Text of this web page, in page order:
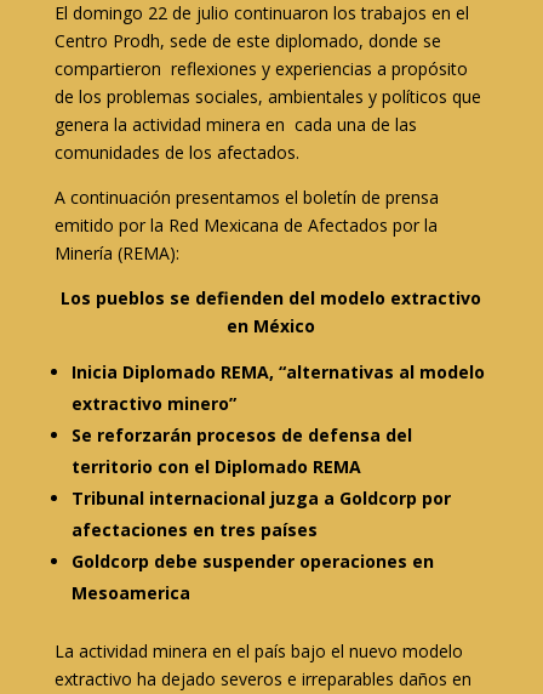
El domingo 22 de julio continuaron los trabajos en el
Centro Prodh, sede de este diplomado, donde se
compartieron reflexiones y experiencias a propósito
de los problemas sociales, ambientales y políticos que
genera la actividad minera en cada una de las
comunidades de los afectados.
A continuación presentamos el boletín de prensa
emitido por la Red Mexicana de Afectados por la
Minería (REMA):
Los pueblos se defienden del modelo extractivo
en México
Inicia Diplomado REMA, “alternativas al modelo
extractivo minero”
Se reforzarán procesos de defensa del
territorio con el Diplomado REMA
Tribunal internacional juzga a Goldcorp por
afectaciones en tres países
Goldcorp debe suspender operaciones en
Mesoamerica
La actividad minera en el país bajo el nuevo modelo
extractivo ha dejado severos e irreparables daños en